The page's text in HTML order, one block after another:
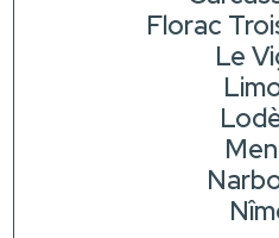
Florac
Le